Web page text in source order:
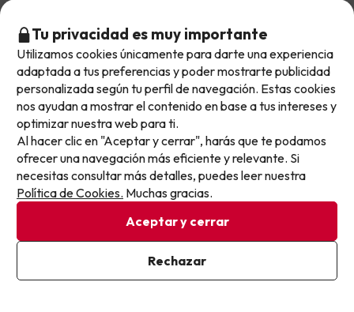
9.4
P.
Julio 2026
Desayuno increíble, rutas por montaña con guía diarias
incluidas. Vistas preciosas a pie de pista, trabajadores
muy amables.
El colchón es demasiado blando y no hay otra opción, el
Excelente
No llegas tarde: llegas al siguiente.
Este chollo ya ha caducado, pero cada día lanzamos
nuevas oportunidades para viajar mejor y pagar
menos.
Apúntate y que el próximo no se te escape.
Pon tu mejor e-mail
Ya estoy suscrito
Al suscribirte, confirmas haber leído y estar de acuerdo con la
Tu privacidad es muy importante
Utilizamos cookies únicamente para darte una experiencia
adaptada a tus preferencias y poder mostrarte publicidad
personalizada según tu perfil de navegación. Estas cookies
nos ayudan a mostrar el contenido en base a tus intereses y
optimizar nuestra web para ti.
Al hacer clic en "Aceptar y cerrar", harás que te podamos
ofrecer una navegación más eficiente y relevante. Si
necesitas consultar más detalles, puedes leer nuestra
Política de Cookies. Muchas gracias.
Aceptar y cerrar
Rechazar